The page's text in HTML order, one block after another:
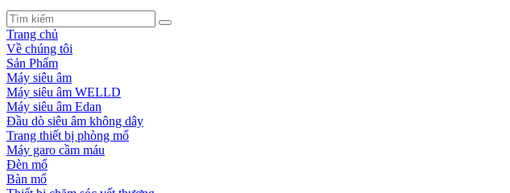
Trang chủ
Về chúng tôi
Sản Phẩm
Máy siêu âm
Máy siêu âm WELLD
Máy siêu âm Edan
Đầu dò siêu âm không dây
Trang thiết bị phòng mổ
Máy garo cầm máu
Đèn mổ
Bàn mổ